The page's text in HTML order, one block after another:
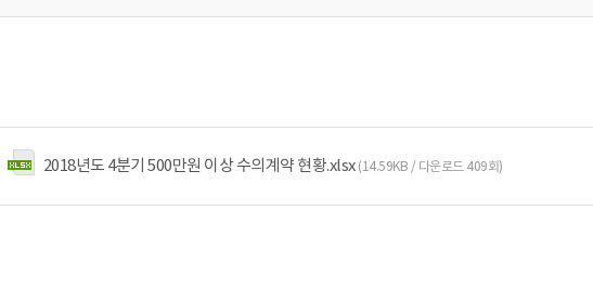
2018년도 4분기 500만원 이상 수의계약 현황.xlsx (14.59KB / 다운로드 409회)